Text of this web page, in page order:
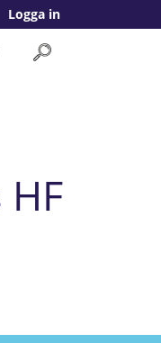
Logga in